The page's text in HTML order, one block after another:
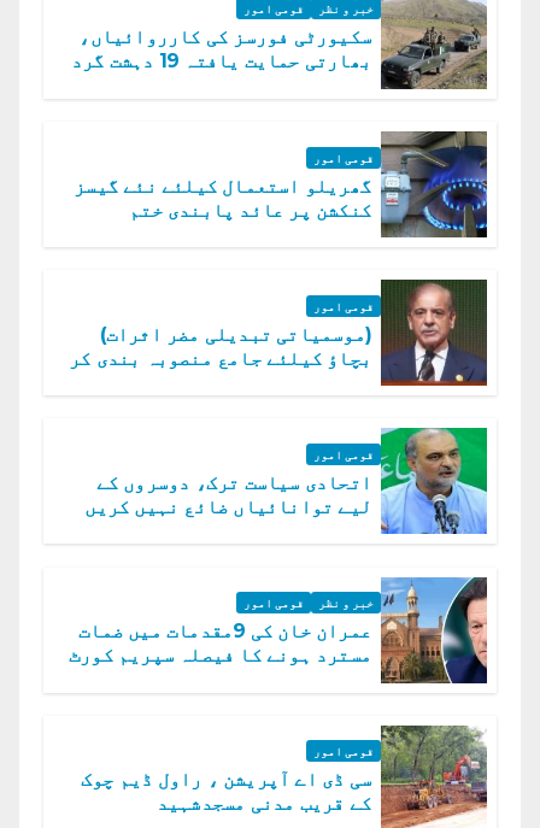
خبر و نظر قومی امور
سکیورٹی فورسز کی کارروائیاں،
بھارتی حمایت یافتہ 19 دہشت گرد
قومی امور
گھریلو استعمال کیلئے نئے گیسز
کنکشن پر عائد پابندی ختم
قومی امور
(موسمیاتی تبدیلی مضر اثرات)
بچاؤ کیلئے جامع منصوبہ بندی کر
قومی امور
اتحادی سیاست ترک، دوسروں کے
لیے توانائیاں ضائع نہیں کریں
خبر و نظر قومی امور
عمران خان کی 9مقدمات میں ضمات
مسترد ہونے کا فیصلہ سپریم کورٹ
قومی امور
سی ڈی اے آپریشن ، راول ڈیم چوک
کے قریب مدنی مسجدشہید